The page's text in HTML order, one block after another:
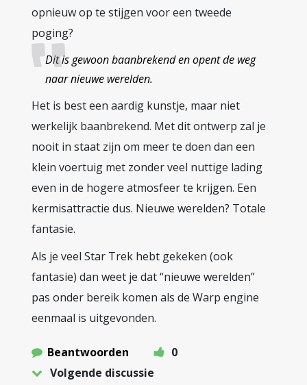
opnieuw op te stijgen voor een tweede
poging?
Dit is gewoon baanbrekend en opent de weg
naar nieuwe werelden.
Het is best een aardig kunstje, maar niet
werkelijk baanbrekend. Met dit ontwerp zal je
nooit in staat zijn om meer te doen dan een
klein voertuig met zonder veel nuttige lading
even in de hogere atmosfeer te krijgen. Een
kermisattractie dus. Nieuwe werelden? Totale
fantasie.
Als je veel Star Trek hebt gekeken (ook
fantasie) dan weet je dat “nieuwe werelden”
pas onder bereik komen als de Warp engine
eenmaal is uitgevonden.
Beantwoorden
0
Volgende discussie